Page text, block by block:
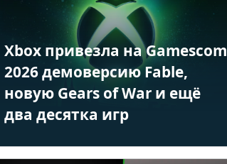
Xbox привезла на Gamescom
2026 демоверсию Fable,
новую Gears of War и ещё
два десятка игр